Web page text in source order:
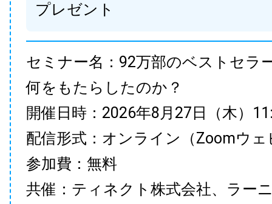
プレゼント
セミナー名：92万部のベストセラ
何をもたらしたのか？
開催日時：2026年8月27日（木）
配信形式：オンライン（Zoomウェ
参加費：無料
共催：ティネクト株式会社、ラー